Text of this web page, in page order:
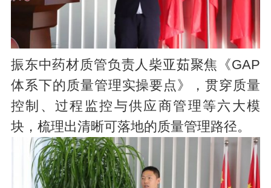
振东中药材质管负责人柴亚茹聚焦《GAP
体系下的质量管理实操要点》，贯穿质量
控制、过程监控与供应商管理等六大模
块，梳理出清晰可落地的质量管理路径。